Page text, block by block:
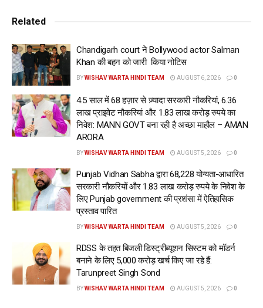
punjab
Related
Chandigarh court ने Bollywood actor Salman
Khan की बहन को जारी किया नोटिस
BYWISHAV WARTA HINDI TEAM AUGUST 6, 2026 0
4.5 साल में 68 हज़ार से ज़्यादा सरकारी नौकरियां, 6.36
लाख प्राइवेट नौकरियां और 1.83 लाख करोड़ रुपये का
निवेश: MANN GOVT बना रही है अच्छा माहौल – AMAN
ARORA
BYWISHAV WARTA HINDI TEAM AUGUST 5, 2026 0
Punjab Vidhan Sabha द्वारा 68,228 योग्यता-आधारित
सरकारी नौकरियों और 1.83 लाख करोड़ रुपये के निवेश के
लिए Punjab government की प्रशंसा में ऐतिहासिक
प्रस्ताव पारित
BYWISHAV WARTA HINDI TEAM AUGUST 5, 2026 0
RDSS के तहत बिजली डिस्ट्रीब्यूशन सिस्टम को मॉडर्न
बनाने के लिए 5,000 करोड़ खर्च किए जा रहे हैं:
Tarunpreet Singh Sond
BYWISHAV WARTA HINDI TEAM AUGUST 5, 2026 0